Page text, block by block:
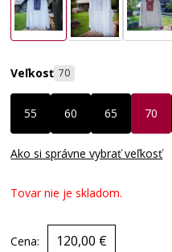
Veľkosť 70
55 60 65 70
Ako si správne vybrať veľkosť
Tovar nie je skladom.
Cena: 120,00 €